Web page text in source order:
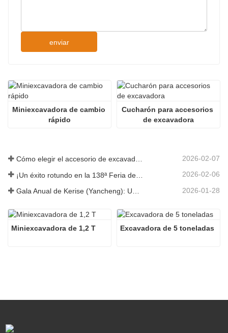
enviar
Miniexcavadora de cambio
rápido
Cucharón para accesorios
de excavadora
Cómo elegir el accesorio de excavadora adecuado para trabajos de excavación y nivelación 2026-02-07
2026-02-06
2026-01-28
Miniexcavadora de 1,2 T Excavadora de 5 toneladas